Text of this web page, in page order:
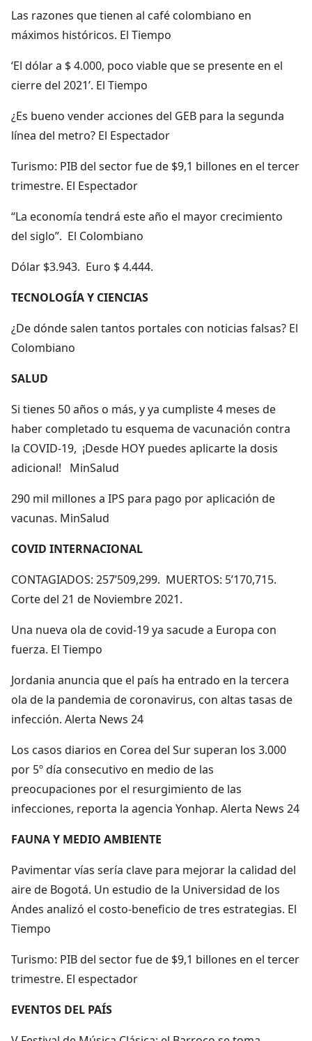
Las razones que tienen al café colombiano en
máximos históricos. El Tiempo
‘El dólar a $ 4.000, poco viable que se presente en el
cierre del 2021’. El Tiempo
¿Es bueno vender acciones del GEB para la segunda
línea del metro? El Espectador
Turismo: PIB del sector fue de $9,1 billones en el tercer
trimestre. El Espectador
“La economía tendrá este año el mayor crecimiento
del siglo”. El Colombiano
Dólar $3.943. Euro $ 4.444.
TECNOLOGÍA Y CIENCIAS
¿De dónde salen tantos portales con noticias falsas? El
Colombiano
SALUD
Si tienes 50 años o más, y ya cumpliste 4 meses de
haber completado tu esquema de vacunación contra
la COVID-19, ¡Desde HOY puedes aplicarte la dosis
adicional! MinSalud
290 mil millones a IPS para pago por aplicación de
vacunas. MinSalud
COVID INTERNACIONAL
CONTAGIADOS: 257’509,299. MUERTOS: 5’170,715.
Corte del 21 de Noviembre 2021.
Una nueva ola de covid-19 ya sacude a Europa con
fuerza. El Tiempo
Jordania anuncia que el país ha entrado en la tercera
ola de la pandemia de coronavirus, con altas tasas de
infección. Alerta News 24
Los casos diarios en Corea del Sur superan los 3.000
por 5º día consecutivo en medio de las
preocupaciones por el resurgimiento de las
infecciones, reporta la agencia Yonhap. Alerta News 24
FAUNA Y MEDIO AMBIENTE
Pavimentar vías sería clave para mejorar la calidad del
aire de Bogotá. Un estudio de la Universidad de los
Andes analizó el costo-beneficio de tres estrategias. El
Tiempo
Turismo: PIB del sector fue de $9,1 billones en el tercer
trimestre. El espectador
EVENTOS DEL PAÍS